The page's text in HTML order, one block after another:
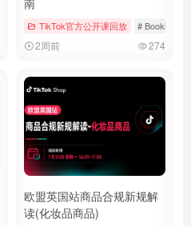
# 官方公开课回放 # 母婴用品
南
TikTok官方公开课回放 # Bookings
2周前 274
欧盟英国站商品合规新规解
读(化妆品商品)